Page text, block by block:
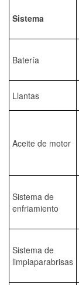
Sistema
Batería
Llantas
Aceite de motor
Sistema de
enfriamiento
Sistema de
limpiaparabrisas